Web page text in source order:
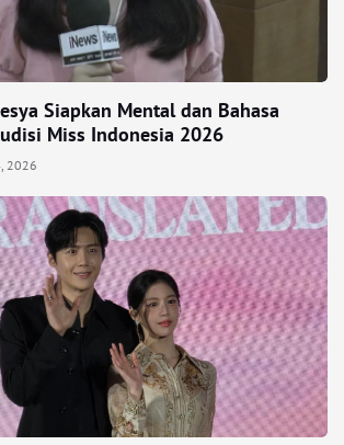
Siapkan Mental dan Bahasa
Miss Indonesia 2026
2026